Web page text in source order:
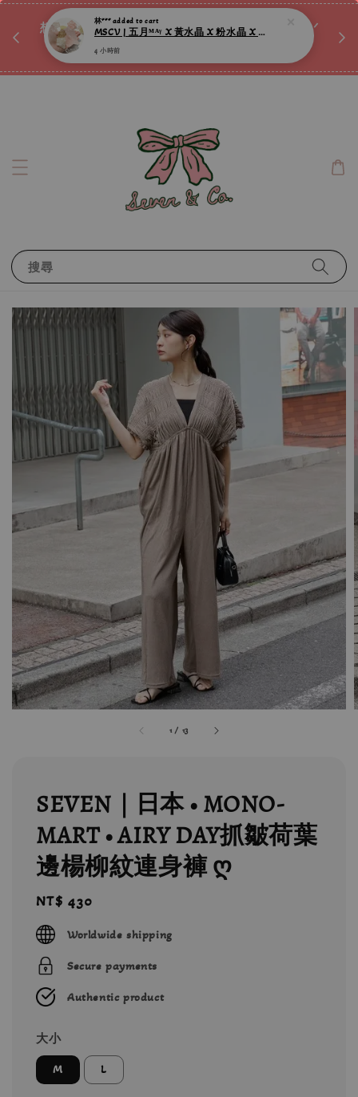
想訂製屬於自己的『水晶手鍊』嗎ꕀ♡ 私訊我們.ᐟ.ᐟ
📣Instagram 這邊按下去
搜尋
1 / 13
SEVEN｜日本 • MONO-
MART • AIRY DAY抓皺荷葉
邊楊柳紋連身褲 ღ
Regular
price
NT$ 430
Worldwide shipping
Secure payments
Authentic product
大小
M L